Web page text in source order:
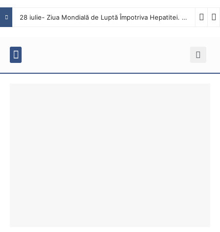
28 iulie- Ziua Mondială de Luptă Împotriva Hepatitei. Interviu cu dr. Octavian Tăbăcaru, medic specialist Boli Infecțioase în cadrul Spitalului Județean de Urgență Buzău